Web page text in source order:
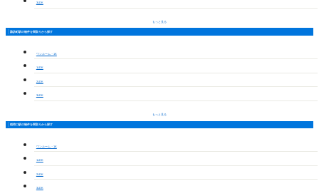
3LDK
もっと見る
諏訪町駅の物件を間取りから探す
ワンルーム・1K
1LDK
2LDK
3LDK
もっと見る
稲荷口駅の物件を間取りから探す
ワンルーム・1K
1LDK
2LDK
3LDK